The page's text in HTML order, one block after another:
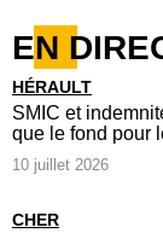
EN
HÉRAULT
SMIC et
que le fond pour
10 juillet 2026
CHER